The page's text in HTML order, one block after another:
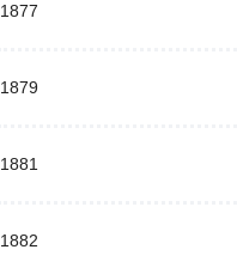
1877
1879
1881
1882